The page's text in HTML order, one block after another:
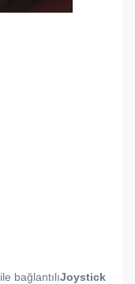
ile bağlantılıJoystick